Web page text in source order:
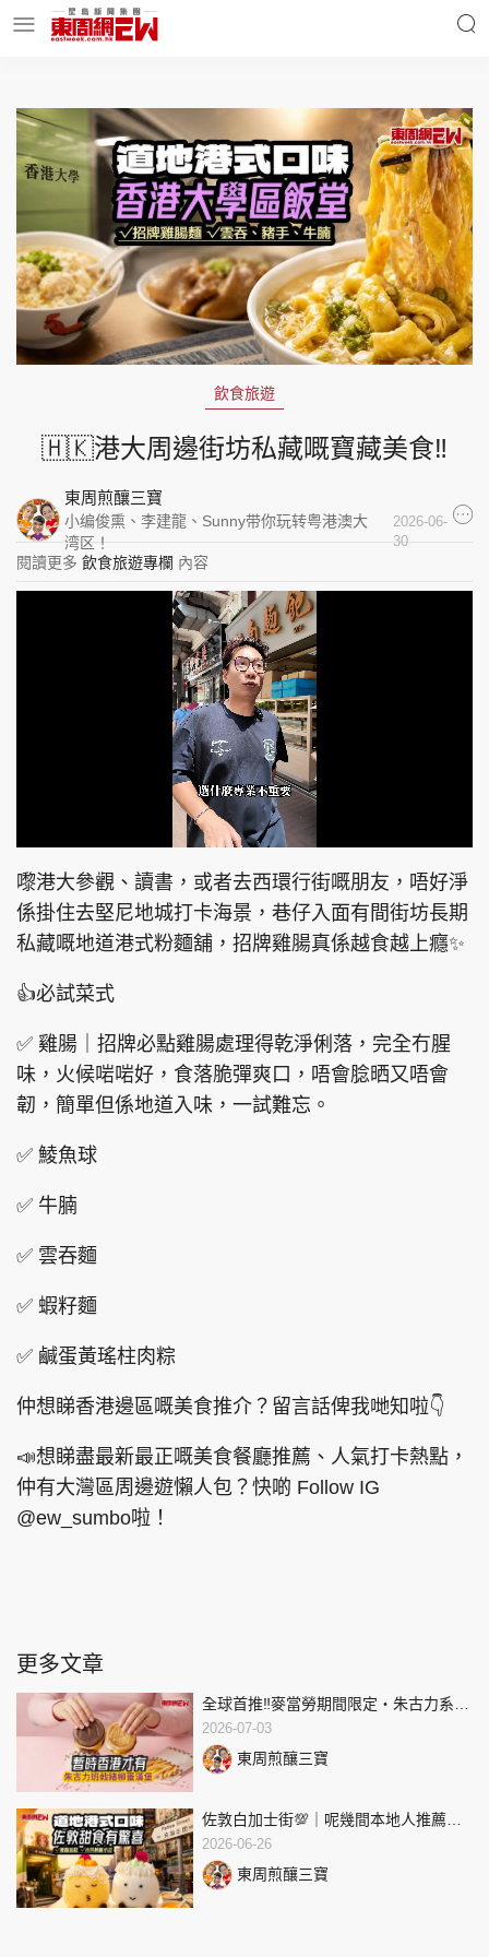
明星名人 時事財經
東周Ladies 優享生活
東周食玩通 會員活動
集團旗下品牌
cazbuyer
PCM 電腦廣場 星島頭條
頭條搵工 EDUPLUS
聯絡我們
隱私政策聲明
Copyright © 東周網 版權所有 . 不得轉載
©Eastweek.com.hk. All rights reserved.
飲食旅遊
🇭🇰港大周邊街坊私藏嘅寶藏美食‼️
東周煎釀三寶
小编俊熏、李建龍、Sunny带你玩转粤港澳大
湾区！
2026-06-
30
閱讀更多 飲食旅遊專欄 內容
n
u
t
e
o
e
6
.
7
8
%
嚟港大參觀、讀書，或者去西環行街嘅朋友，唔好淨
係掛住去堅尼地城打卡海景，巷仔入面有間街坊長期
私藏嘅地道港式粉麵舖，招牌雞腸真係越食越上癮✨
👍必試菜式
✅ 雞腸｜招牌必點雞腸處理得乾淨俐落，完全冇腥
味，火候啱啱好，食落脆彈爽口，唔會腍晒又唔會
韌，簡單但係地道入味，一試難忘。
✅ 鯪魚球
✅ 牛腩
✅ 雲吞麵
✅ 蝦籽麵
✅ 鹹蛋黃瑤柱肉粽
仲想睇香港邊區嘅美食推介？留言話俾我哋知啦👇
📣想睇盡最新最正嘅美食餐廳推薦、人氣打卡熱點，
仲有大灣區周邊遊懶人包？快啲 Follow IG
@ew_sumbo啦！
更多文章
全球首推‼️麥當勞期間限定・朱古力系列
實測‼️
2026-07-03
東周煎釀三寶
佐敦白加士街💯｜呢幾間本地人推薦
「真・港式」西餅店🍰食完真係有驚喜
喎 🤤
2026-06-26
東周煎釀三寶